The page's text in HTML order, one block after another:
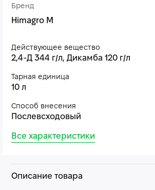
Бренд
Himagro M
Действующее вещество
2,4-Д 344 г/л, Дикамба 120 г/л
Тарная единица
10 л
Способ внесения
Послевсходовый
Все характеристики
Описание товара